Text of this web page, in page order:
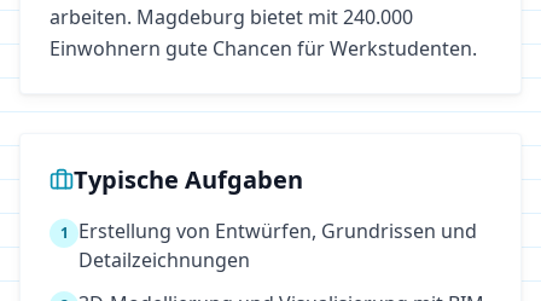
arbeiten. Magdeburg bietet mit 240.000
Einwohnern gute Chancen für Werkstudenten.
Typische Aufgaben
1
Erstellung von Entwürfen, Grundrissen und
Detailzeichnungen